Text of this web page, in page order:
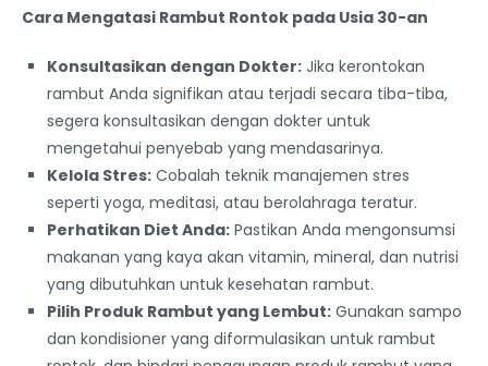
Cara Mengatasi Rambut Rontok pada Usia 30-an
Konsultasikan dengan Dokter: Jika kerontokan
rambut Anda signifikan atau terjadi secara tiba-tiba,
segera konsultasikan dengan dokter untuk
mengetahui penyebab yang mendasarinya.
Kelola Stres: Cobalah teknik manajemen stres
seperti yoga, meditasi, atau berolahraga teratur.
Perhatikan Diet Anda: Pastikan Anda mengonsumsi
makanan yang kaya akan vitamin, mineral, dan nutrisi
yang dibutuhkan untuk kesehatan rambut.
Pilih Produk Rambut yang Lembut: Gunakan sampo
dan kondisioner yang diformulasikan untuk rambut